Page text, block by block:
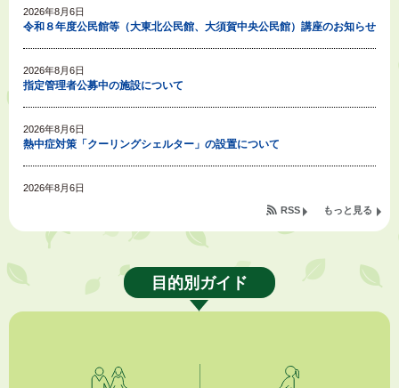
2026年8月6日
令和８年度公民館等（大東北公民館、大須賀中央公民館）講座のお知らせ
2026年8月6日
指定管理者公募中の施設について
2026年8月6日
熱中症対策「クーリングシェルター」の設置について
2026年8月6日
2026年8月6日
掛川市広告入り窓口封筒無償提供者募集
もっと見る
RSS
目的別ガイド